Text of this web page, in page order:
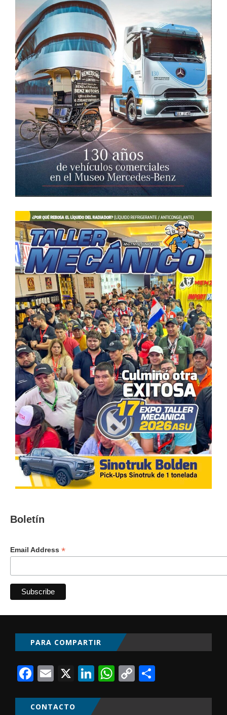
Boletín
Email Address *
PARA COMPARTIR
Facebook
Email
X LinkedIn
WhatsApp
Copy
CONTACTO